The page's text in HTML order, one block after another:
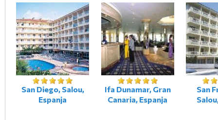
San Diego, Salou,
Espanja
Ifa Dunamar, Gran
Canaria, Espanja
San